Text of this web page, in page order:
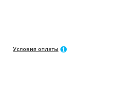
Условия оплаты